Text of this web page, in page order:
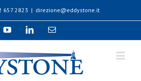
657 2823 | direzione@eddystone.it